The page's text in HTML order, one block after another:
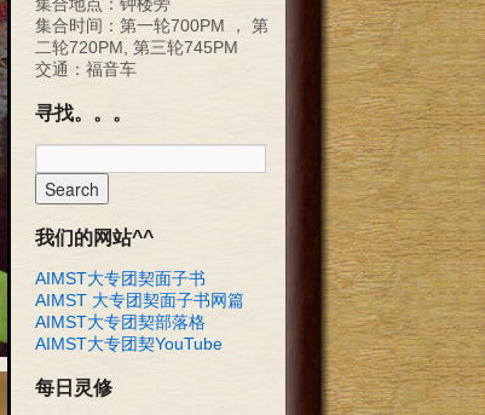
集合地点：钟楼旁
集合时间：第一轮700PM ， 第
二轮720PM, 第三轮745PM
交通：福音车
寻找。。。
我们的网站^^
AIMST大专团契面子书
AIMST 大专团契面子书网篇
AIMST大专团契部落格
AIMST大专团契YouTube
每日灵修